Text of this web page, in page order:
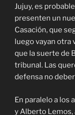
Jujuy, es
presenten un
Casación, que
luego vayan otra
que la suerte de
tribunal. Las
defensa no
En paralelo a los
y Alberto